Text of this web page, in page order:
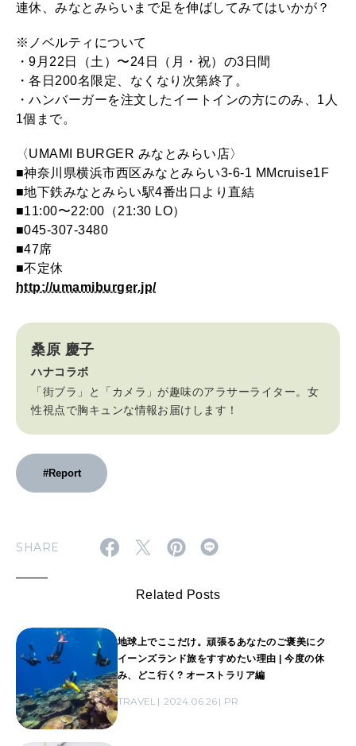
連休、みなとみらいまで足を伸ばしてみてはいかが？
※ノベルティについて
・9月22日（土）〜24日（月・祝）の3日間
・各日200名限定、なくなり次第終了。
・ハンバーガーを注文したイートインの方にのみ、1人
1個まで。
〈UMAMI BURGER みなとみらい店〉
■神奈川県横浜市西区みなとみらい3-6-1 MMcruise1F
■地下鉄みなとみらい駅4番出口より直結
■11:00〜22:00（21:30 LO）
■045-307-3480
■47席
■不定休
http://umamiburger.jp/
桑原 慶子
ハナコラボ
「街ブラ」と「カメラ」が趣味のアラサーライター。女
性視点で胸キュンな情報お届けします！
#Report
SHARE
Related Posts
地球上でここだけ。頑張るあなたのご褒美にク
イーンズランド旅をすすめたい理由 | 今度の休
み、どこ行く? オーストラリア編
TRAVEL 2024.06.26 PR